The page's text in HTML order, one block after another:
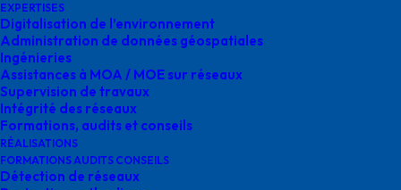
EXPERTISES
Digitalisation de l’environnement
Administration de données géospatiales
Ingénieries
Assistances à MOA / MOE sur réseaux
Supervision de travaux
Intégrité des réseaux
Formations, audits et conseils
RÉALISATIONS
FORMATIONS AUDITS CONSEILS
Détection de réseaux
AIR_LIQUIDE_CO
mai 13, 2025 | Byo.bensoussan@gegg.fr